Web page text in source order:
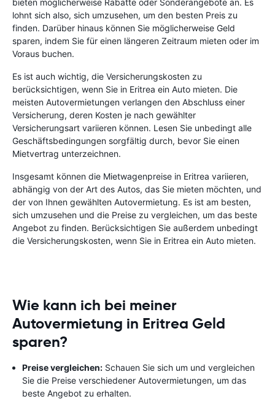
bieten möglicherweise Rabatte oder Sonderangebote an. Es
lohnt sich also, sich umzusehen, um den besten Preis zu
finden. Darüber hinaus können Sie möglicherweise Geld
sparen, indem Sie für einen längeren Zeitraum mieten oder im
Voraus buchen.
Es ist auch wichtig, die Versicherungskosten zu
berücksichtigen, wenn Sie in Eritrea ein Auto mieten. Die
meisten Autovermietungen verlangen den Abschluss einer
Versicherung, deren Kosten je nach gewählter
Versicherungsart variieren können. Lesen Sie unbedingt alle
Geschäftsbedingungen sorgfältig durch, bevor Sie einen
Mietvertrag unterzeichnen.
Insgesamt können die Mietwagenpreise in Eritrea variieren,
abhängig von der Art des Autos, das Sie mieten möchten, und
der von Ihnen gewählten Autovermietung. Es ist am besten,
sich umzusehen und die Preise zu vergleichen, um das beste
Angebot zu finden. Berücksichtigen Sie außerdem unbedingt
die Versicherungskosten, wenn Sie in Eritrea ein Auto mieten.
Wie kann ich bei meiner
Autovermietung in Eritrea Geld
sparen?
Preise vergleichen: Schauen Sie sich um und vergleichen
Sie die Preise verschiedener Autovermietungen, um das
beste Angebot zu erhalten.